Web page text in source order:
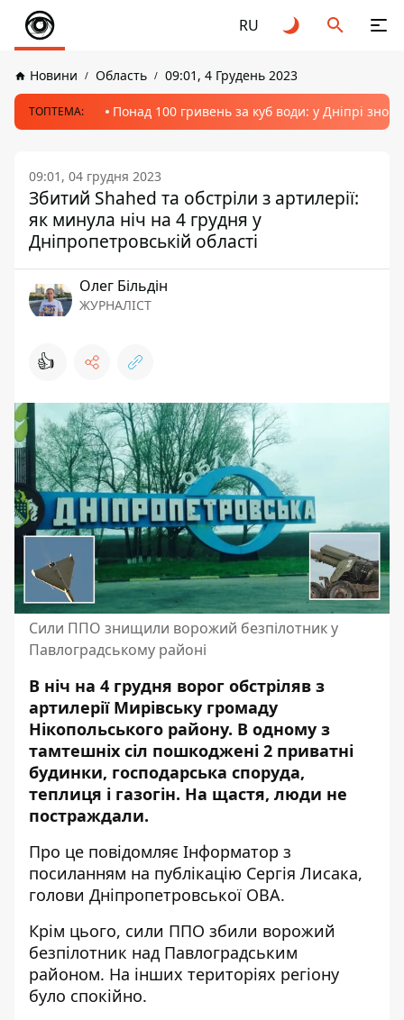
RU
Новини Область 09:01, 4 Грудень 2023
ТОПТЕМА: Понад 100 гривень за куб води: у Дніпрі
09:01, 04 грудня 2023
Збитий Shahed та обстріли з артилерії:
як минула ніч на 4 грудня у
Дніпропетровській області
Олег Більдін
ЖУРНАЛІСТ
👍
Сили ППО знищили ворожий безпілотник у
Павлоградському районі
В ніч на 4 грудня ворог обстріляв з
артилерії Мирівську громаду
Нікопольського району. В одному з
тамтешніх сіл пошкоджені 2 приватні
будинки, господарська споруда,
теплиця і газогін. На щастя, люди не
постраждали.
Про це повідомляє Інформатор з
посиланням на публікацію Сергія Лисака,
голови Дніпропетровської ОВА.
Крім цього, сили ППО збили ворожий
безпілотник над Павлоградським
районом. На інших територіях регіону
було спокійно.